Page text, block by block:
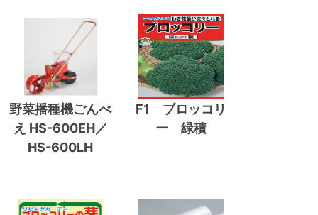
野菜播種機ごんべ
え HS-600EH／
HS-600LH
F1 ブロッコリ
ー 緑積